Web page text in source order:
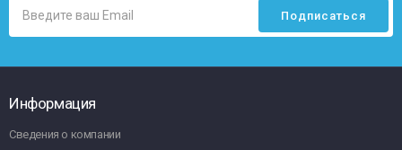
Информация
Сведения о компании